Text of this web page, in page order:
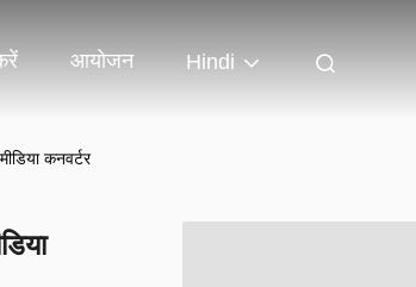
आयोजन Hindi
कनवर्टर